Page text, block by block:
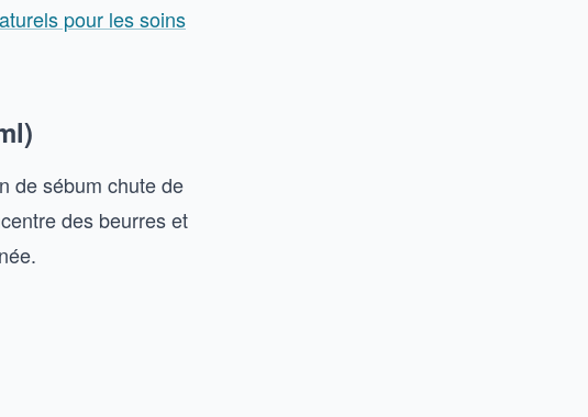
pour les soins
de sébum chute de
des beurres et